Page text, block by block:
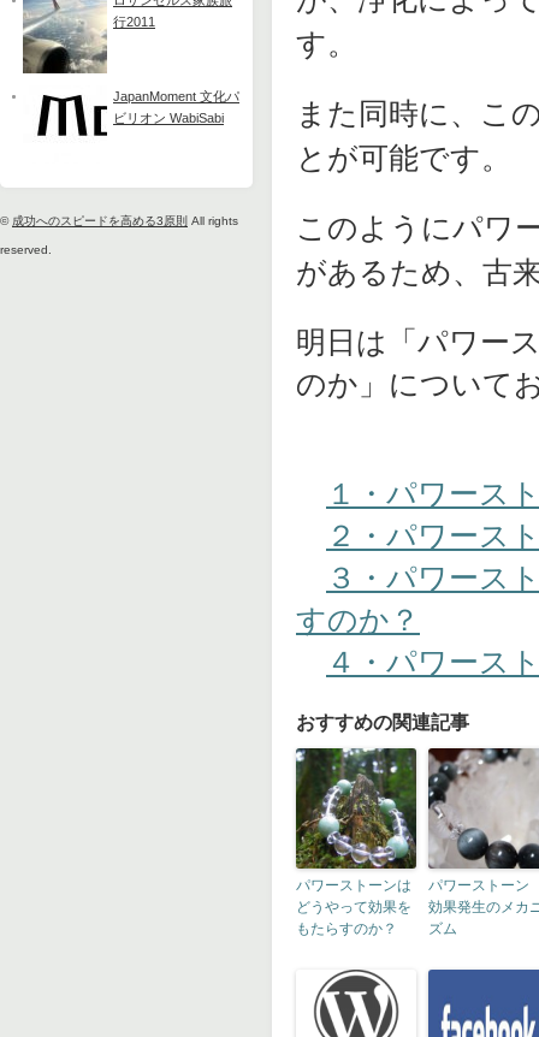
行2011
JapanMoment 文化パ
ビリオン WabiSabi
© 成功へのスピードを高める3原則 All rights
reserved.
す。
また同時に、こ
とが可能です。
このようにパワ
があるため、古
明日は「パワー
のか」について
１・パワース
２・パワース
３・パワース
すのか？
４・パワース
おすすめの関連記事
パワーストーンは
どうやって効果を
もたらすのか？
パワーストー
効果発生のメカ
ズム